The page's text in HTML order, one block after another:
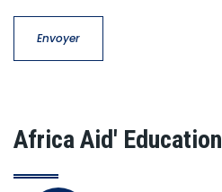
Africa Aid' Education